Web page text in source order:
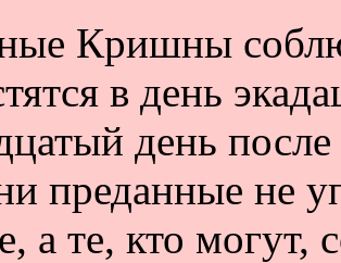
Кришны
в день
день
преданные не
а те, кто